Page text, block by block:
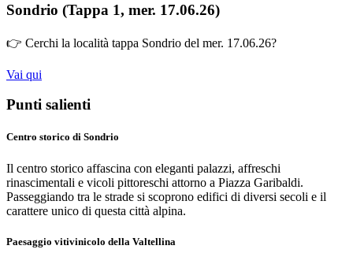
Sondrio (Tappa 1, mer. 17.06.26)
👉 Cerchi la località tappa Sondrio del mer. 17.06.26?
Vai qui
Punti salienti
Centro storico di Sondrio
Il centro storico affascina con eleganti palazzi, affreschi
rinascimentali e vicoli pittoreschi attorno a Piazza Garibaldi.
Passeggiando tra le strade si scoprono edifici di diversi secoli e il
carattere unico di questa città alpina.
Paesaggio vitivinicolo della Valtellina